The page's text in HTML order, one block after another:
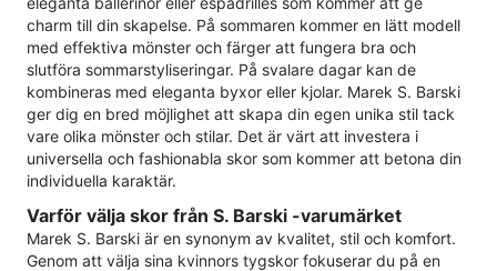
charm till din skapelse. På sommaren kommer en lätt modell
med effektiva mönster och färger att fungera bra och
slutföra sommarstyliseringar. På svalare dagar kan de
kombineras med eleganta byxor eller kjolar. Marek S. Barski
ger dig en bred möjlighet att skapa din egen unika stil tack
vare olika mönster och stilar. Det är värt att investera i
universella och fashionabla skor som kommer att betona din
individuella karaktär.
Varför välja skor från S. Barski -varumärket
Marek S. Barski är en synonym av kvalitet, stil och komfort.
Genom att välja sina kvinnors tygskor fokuserar du på en